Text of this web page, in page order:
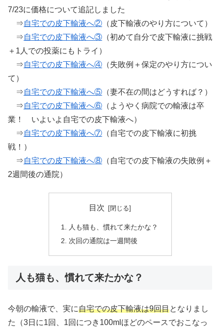
7/23に価格について追記しました
⇒自宅での皮下輸液へ② （皮下輸液のやり方について）
⇒自宅での皮下輸液へ③ （初めて自分で皮下輸液に挑戦
＋1人での投薬にもトライ）
⇒自宅での皮下輸液へ④ （失敗例＋保定のやり方につい
て）
⇒自宅での皮下輸液へ⑤ （妻不在の間はどうすれば？）
⇒自宅での皮下輸液へ⑥ （ようやく病院での輸液は卒
業！ いよいよ自宅での皮下輸液へ）
⇒自宅での皮下輸液へ⑦ （自宅での皮下輸液に初挑
戦！）
⇒自宅での皮下輸液へ⑧ （自宅での皮下輸液の失敗例＋
2週間後の通院）
目次
人も猫も、慣れて来たかな？
次回の通院は一週間後
人も猫も、慣れて来たかな？
今朝の輸液で、実に自宅での皮下輸液は9回目となりまし
た（3日に1回、1回につき100mlほどのペースでおこなっ